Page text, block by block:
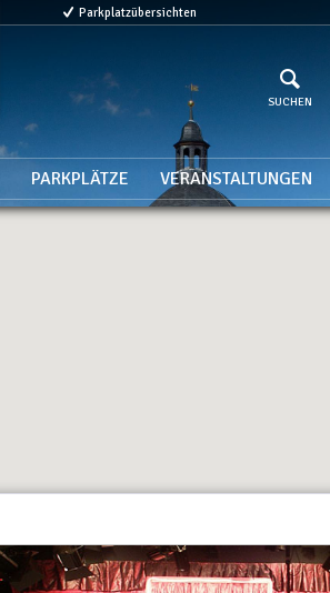
Parkplatzübersichten
SUCHEN
PARKPLÄTZE VERANSTALTUNGEN